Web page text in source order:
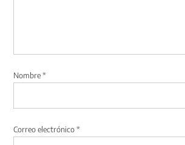
Nombre*
Correo electrónico*